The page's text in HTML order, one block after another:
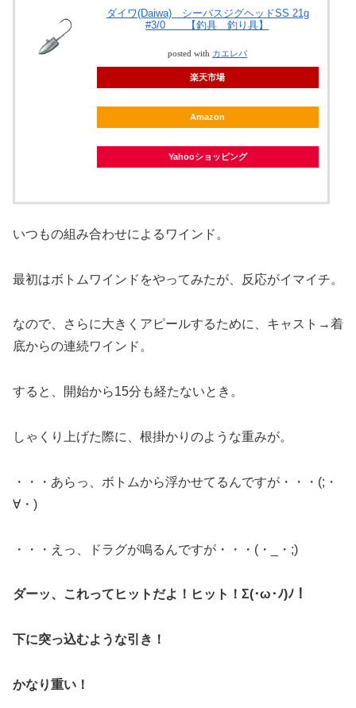
ダイワ(Daiwa) シーバスジグヘッドSS 21g
#3/0 【釣具 釣り具】
posted with カエレバ
楽天市場
Amazon
Yahooショッピング
いつもの組み合わせによるワインド。
最初はボトムワインドをやってみたが、反応がイマイチ。
なので、さらに大きくアピールするために、キャスト→着
底からの連続ワインド。
すると、開始から15分も経たないとき。
しゃくり上げた際に、根掛かりのような重みが。
・・・あらっ、ボトムから浮かせてるんですが・・・(;・
∀・)
・・・えっ、ドラグが鳴るんですが・・・(・_・;)
ダーッ、これってヒットだよ！ヒット！Σ(･ω･ﾉ)ﾉ！
下に突っ込むような引き！
かなり重い！